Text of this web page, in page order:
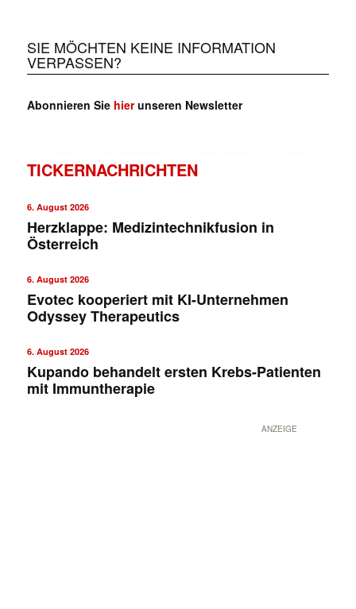
SIE MÖCHTEN KEINE INFORMATION
VERPASSEN?
Abonnieren Sie hierunseren Newsletter
TICKERNACHRICHTEN
6. August 2026
Herzklappe: Medizintechnikfusion in
Österreich
6. August 2026
Evotec kooperiert mit KI-Unternehmen
Odyssey Therapeutics
6. August 2026
Kupando behandelt ersten Krebs-Patienten
mit Immuntherapie
ANZEIGE